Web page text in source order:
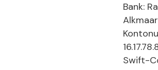
Bank:
Alkmaar
Swift-